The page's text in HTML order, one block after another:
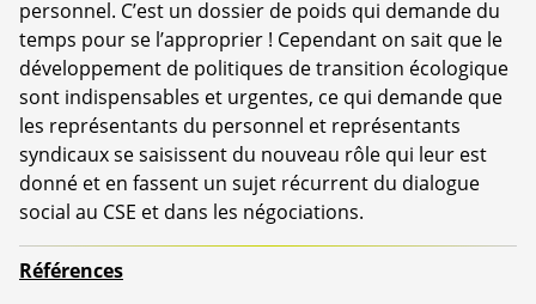
personnel. C’est un dossier de poids qui demande du
temps pour se l’approprier ! Cependant on sait que le
développement de politiques de transition écologique
sont indispensables et urgentes, ce qui demande que
les représentants du personnel et représentants
syndicaux se saisissent du nouveau rôle qui leur est
donné et en fassent un sujet récurrent du dialogue
social au CSE et dans les négociations.
Références